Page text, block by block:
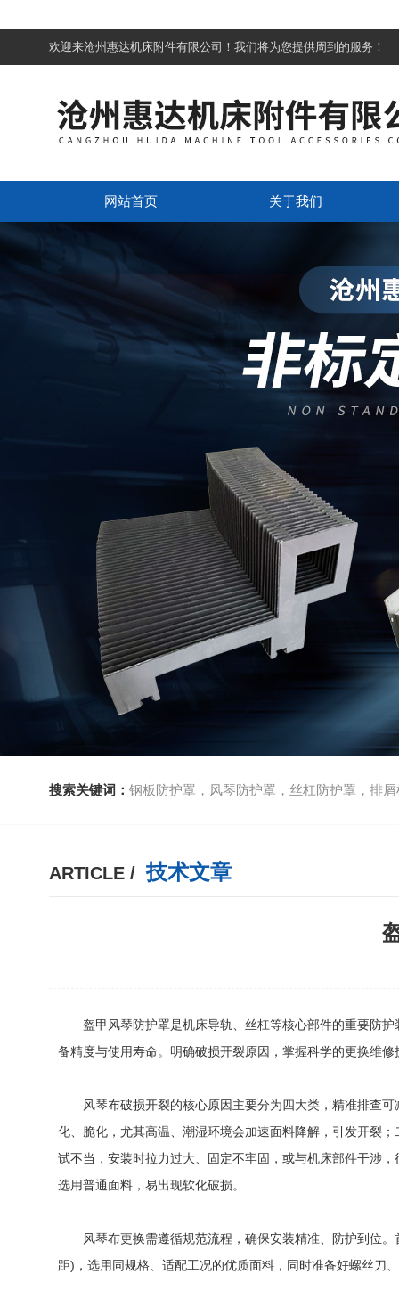
欢迎来沧州惠达机床附件有限公司！我们将为您提供周到的服务！
网站首页 关于我们
搜索关键词： 钢板防护罩，风琴防护罩，丝杠防护罩，排屑机
ARTICLE / 技术文章
盔甲风琴防护罩是机床导轨、丝杠等核心部件的重要防护
备精度与使用寿命。明确破损开裂原因，掌握科学的更换维
风琴布破损开裂的核心原因主要分为四大类，精准排查可
化、脆化，尤其高温、潮湿环境会加速面料降解，引发开裂
试不当，安装时拉力过大、固定不牢固，或与机床部件干涉
选用普通面料，易出现软化破损。
风琴布更换需遵循规范流程，确保安装精准、防护到位。
距)，选用同规格、适配工况的优质面料，同时准备好螺丝刀